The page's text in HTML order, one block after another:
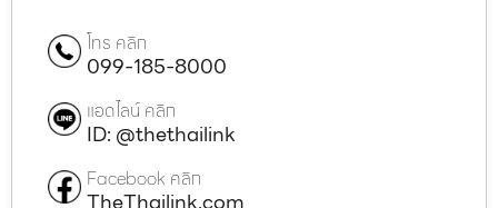
โทร คลิก
099-185-8000
แอดไลน์ คลิก
ID: @thethailink
Facebook คลิก